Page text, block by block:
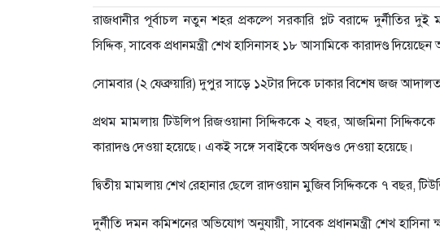
রাজধানীর পূর্বাচল নতুন শহর প্রকল্পে সরকারি প্লট বরাদ্দে দুর্নীতির
সিদ্দিক, সাবেক প্রধানমন্ত্রী শেখ হাসিনাসহ ১৮ আসামিকে কারাদণ্ড
সোমবার (২ ফেব্রুয়ারি) দুপুর সাড়ে ১২টার দিকে ঢাকার বিশেষ জজ
প্রথম মামলায় টিউলিপ রিজওয়ানা সিদ্দিককে ২ বছর, আজমিনা
কারাদণ্ড দেওয়া হয়েছে। একই সঙ্গে সবাইকে অর্থদণ্ডও দেওয়া হয়েছে।
দ্বিতীয় মামলায় শেখ রেহানার ছেলে রাদওয়ান মুজিব সিদ্দিককে ৭ বছর,
দুর্নীতি দমন কমিশনের অভিযোগ অনুযায়ী, সাবেক প্রধানমন্ত্রী শেখ